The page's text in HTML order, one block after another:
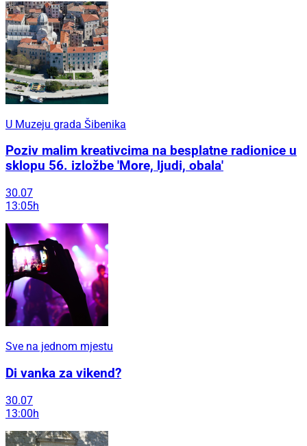
U Muzeju grada Šibenika
Poziv malim kreativcima na besplatne radionice u
sklopu 56. izložbe 'More, ljudi, obala'
30.07
13:05h
Sve na jednom mjestu
Di vanka za vikend?
30.07
13:00h